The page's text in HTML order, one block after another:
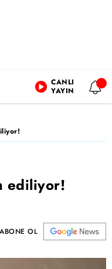
CANLI
YAYIN
ediliyor!
ABONE OL